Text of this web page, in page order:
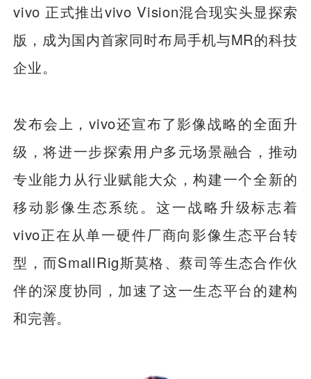
vivo 正式推出vivo Vision混合现实头显探索
版，成为国内首家同时布局手机与MR的科技
企业。
发布会上，vivo还宣布了影像战略的全面升
级，将进一步探索用户多元场景融合，推动
专业能力从行业赋能大众，构建一个全新的
移动影像生态系统。这一战略升级标志着
vivo正在从单一硬件厂商向影像生态平台转
型，而SmallRig斯莫格、蔡司等生态合作伙
伴的深度协同，加速了这一生态平台的建构
和完善。